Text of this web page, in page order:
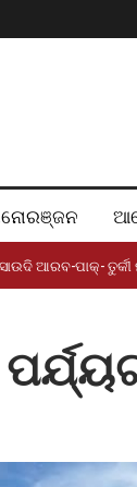
deal:ସାଉଦି ଆରବ-